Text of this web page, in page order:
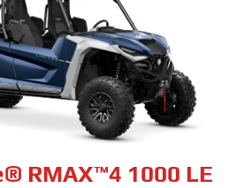
RMAX™4 1000 LE